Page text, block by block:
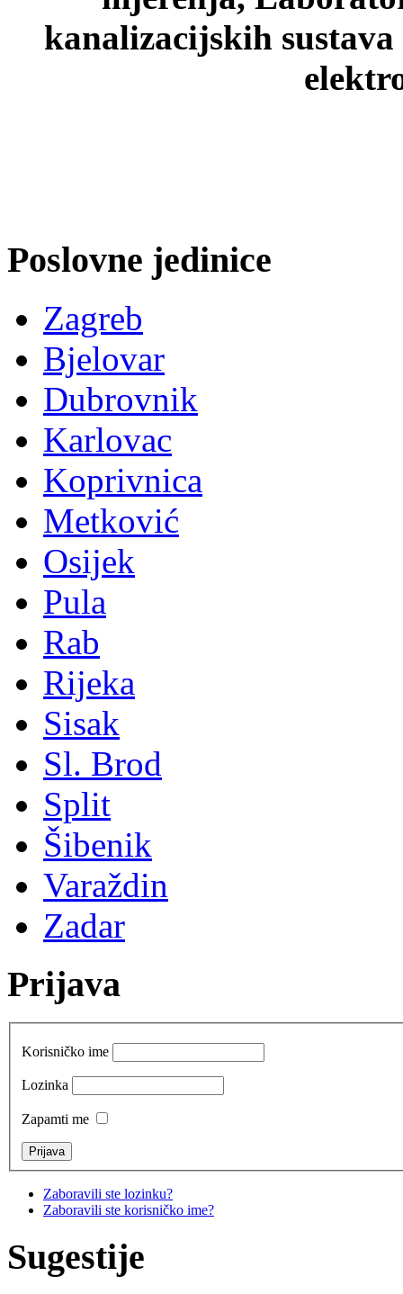
kanalizacijskih
Poslovne jedinice
Zagreb
Bjelovar
Dubrovnik
Karlovac
Koprivnica
Metković
Osijek
Pula
Rab
Rijeka
Sisak
Sl. Brod
Split
Šibenik
Varaždin
Zadar
Prijava
Korisničko ime
Lozinka
Zapamti me
Zaboravili ste lozinku?
Zaboravili ste korisničko ime?
Sugestije